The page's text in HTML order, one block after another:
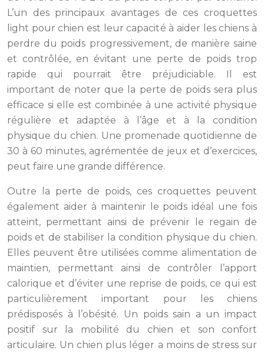
L’un des principaux avantages de ces croquettes
light pour chien est leur capacité à aider les chiens à
perdre du poids progressivement, de manière saine
et contrôlée, en évitant une perte de poids trop
rapide qui pourrait être préjudiciable. Il est
important de noter que la perte de poids sera plus
efficace si elle est combinée à une activité physique
régulière et adaptée à l’âge et à la condition
physique du chien. Une promenade quotidienne de
30 à 60 minutes, agrémentée de jeux et d’exercices,
peut faire une grande différence.
Outre la perte de poids, ces croquettes peuvent
également aider à maintenir le poids idéal une fois
atteint, permettant ainsi de prévenir le regain de
poids et de stabiliser la condition physique du chien.
Elles peuvent être utilisées comme alimentation de
maintien, permettant ainsi de contrôler l’apport
calorique et d’éviter une reprise de poids, ce qui est
particulièrement important pour les chiens
prédisposés à l’obésité. Un poids sain a un impact
positif sur la mobilité du chien et son confort
articulaire. Un chien plus léger a moins de stress sur